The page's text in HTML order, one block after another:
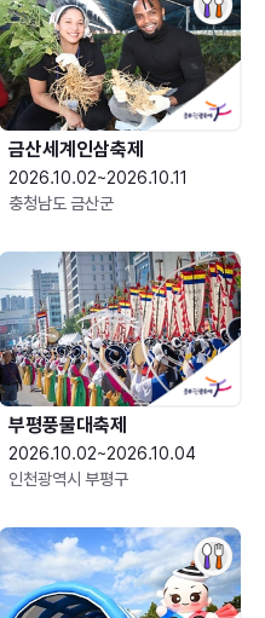
금산세계인삼축제
2026.10.02~2026.10.11
충청남도 금산군
부평풍물대축제
2026.10.02~2026.10.04
인천광역시 부평구